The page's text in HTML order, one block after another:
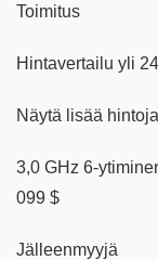
Toimitus
Hintavertailu yli
Näytä lisää hintoja
3,0 GHz 6-
099 $
Jälleenmyyjä